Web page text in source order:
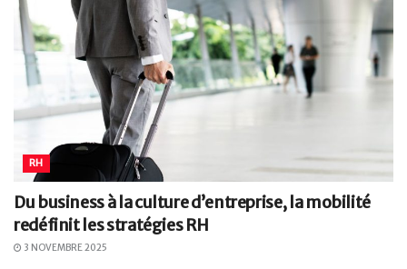
RH
Du business à la culture d’entreprise, la mobilité
redéfinit les stratégies RH
3 NOVEMBRE 2025